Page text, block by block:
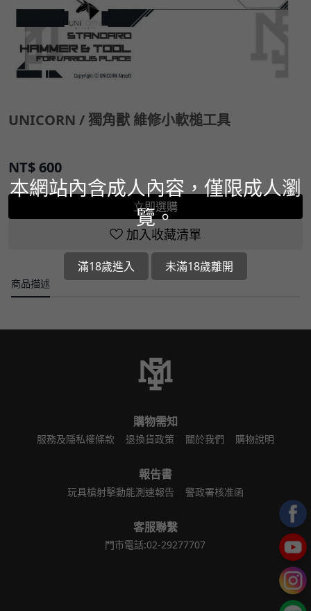
UNICORN / 獨角獸 維修小軟槌工具
NT$600
立即選購
加入收藏清單
商品描述
購物需知
服務及隱私權條款 退換貨政策 關於我們 購物說明
報告書
玩具槍射擊動能測速報告 警政署核准函
客服聯繫
門市電話:02-29277707
本網站內含成人內容，僅限成人瀏
覽。
滿18歲進入 未滿18歲離開